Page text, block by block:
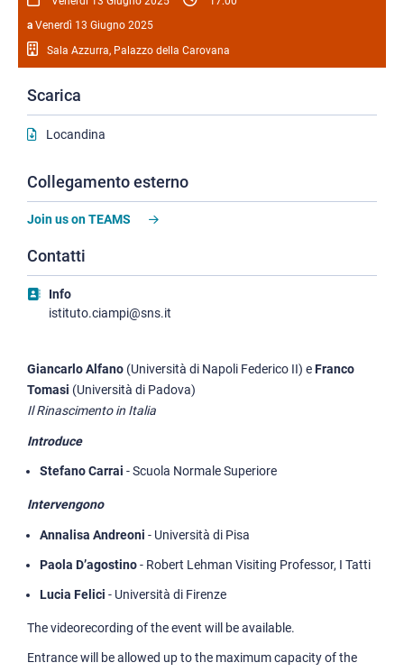
a Venerdì 13 Giugno 2025
Sala Azzurra, Palazzo della Carovana
Scarica
Locandina
Collegamento esterno
Join us on TEAMS
Contatti
Info
istituto.ciampi@sns.it
Giancarlo Alfano (Università di Napoli Federico II) eFranco
Tomasi (Università di Padova)
Il Rinascimento in Italia
Introduce
Stefano Carrai - Scuola Normale Superiore
Intervengono
Annalisa Andreoni - Università di Pisa
Paola D’agostino- Robert Lehman Visiting Professor, I Tatti
Lucia Felici - Università di Firenze
The videorecording of the event will be available.
Entrance will be allowed up to the maximum capacity of the